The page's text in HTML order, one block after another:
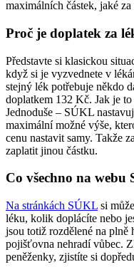
maximálních částek, jaké
Proč je doplatek za
Představte si klasickou
když si je vyzvednete v
stejný lék potřebuje někdo
doplatkem 132 Kč. Jak je to
Jednoduše – SÚKL
maximální možné výše,
cenu nastavit samy. Takže
zaplatit jinou částku.
Co všechno na webu
Na stránkách SÚKL si
léku, kolik doplácíte nebo
jsou totiž rozdělené na plně
pojišťovna nehradí vůbec.
peněženky, zjistíte si